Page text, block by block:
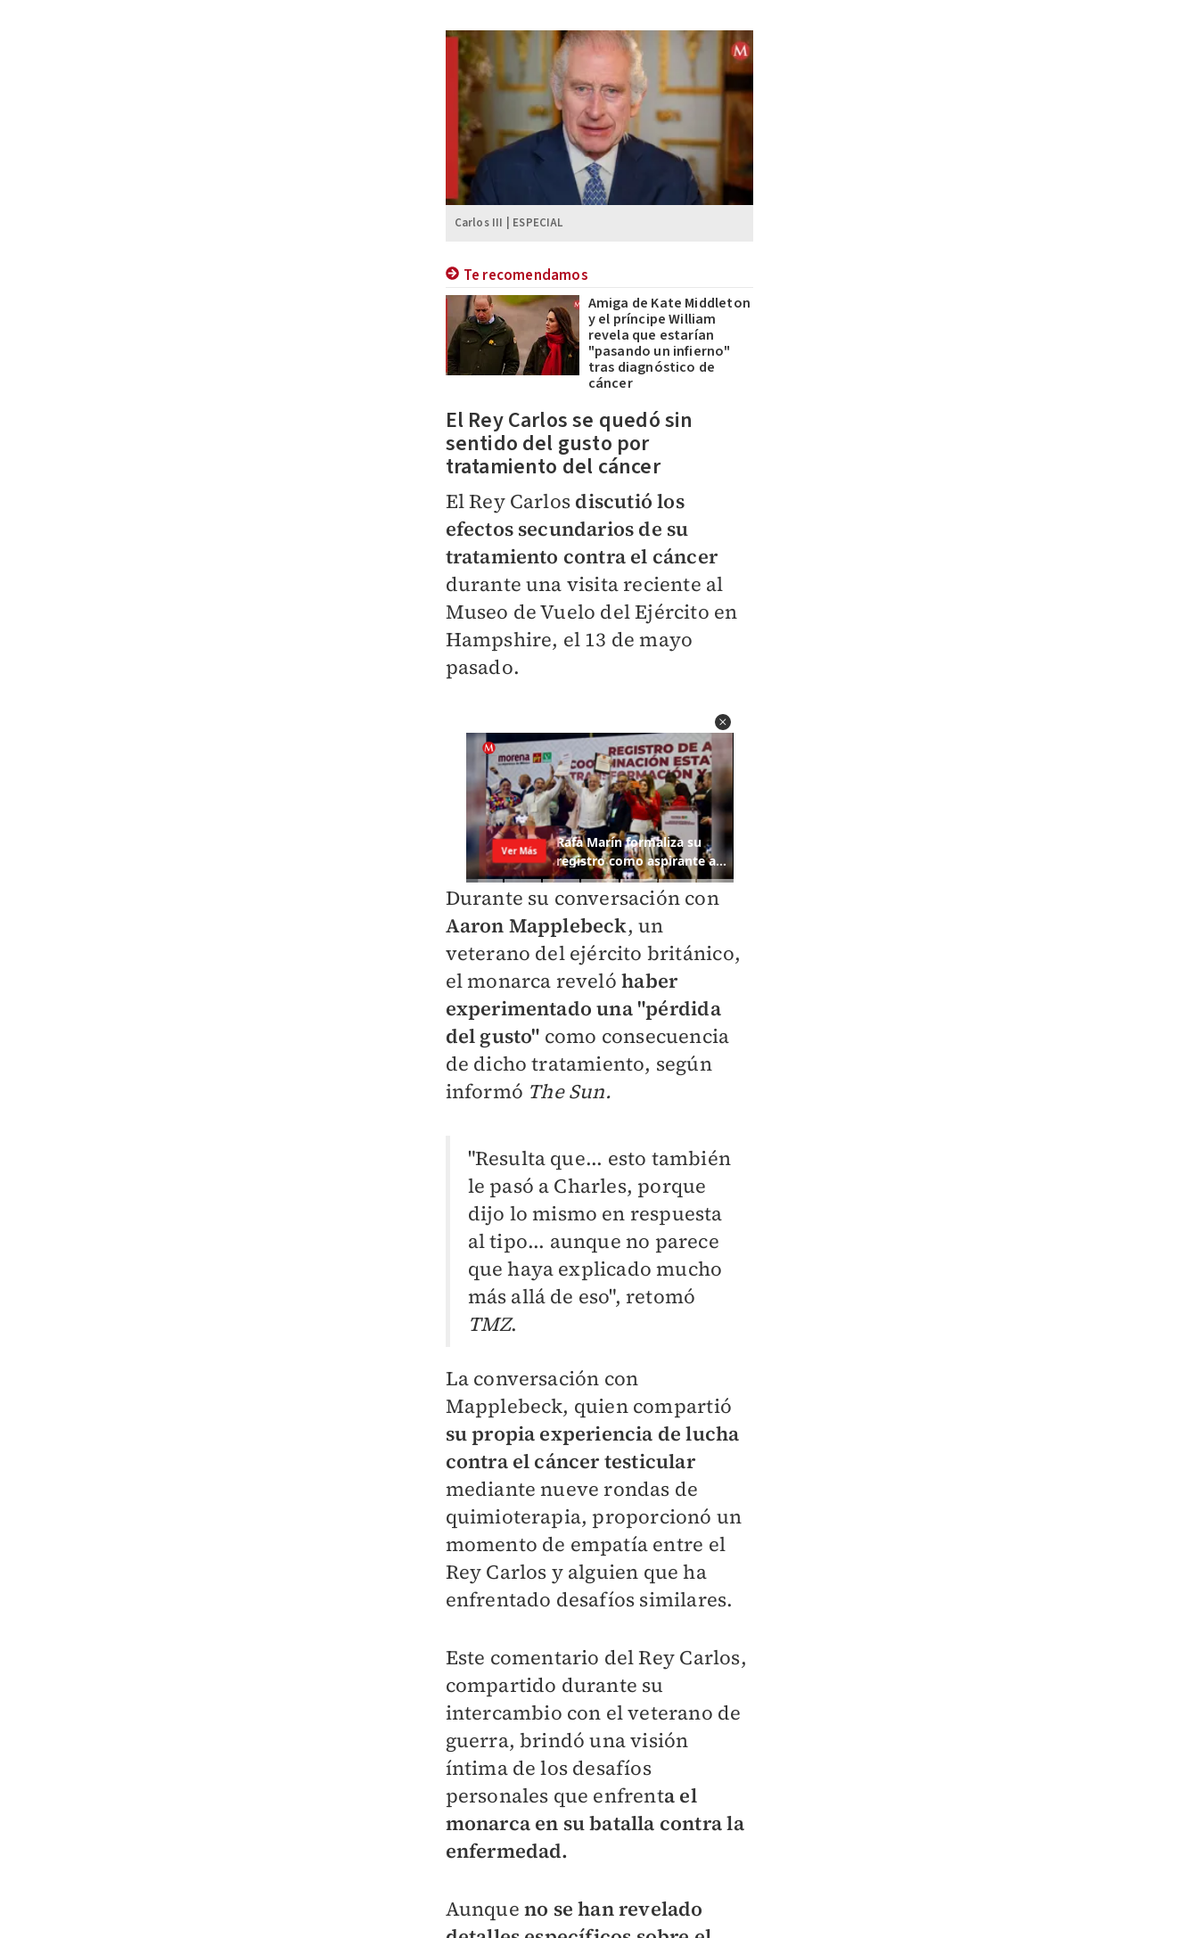
Carlos III | ESPECIAL
Te recomendamos
Amiga de Kate Middleton
y el príncipe William
revela que estarían
"pasando un infierno"
tras diagnóstico de
cáncer
El Rey Carlos se quedó sin
sentido del gusto por
tratamiento del cáncer
El Rey Carlos discutió los
efectos secundarios de su
tratamiento contra el cáncer
durante una visita reciente al
Museo de Vuelo del Ejército en
Hampshire, el 13 de mayo
pasado.
Durante su conversación con
Aaron Mapplebeck, un
veterano del ejército británico,
el monarca revelóhaber
experimentado una "pérdida
del gusto" como consecuencia
de dicho tratamiento, según
informó The Sun.
"Resulta que... esto también
le pasó a Charles, porque
dijo lo mismo en respuesta
al tipo... aunque no parece
que haya explicado mucho
más allá de eso", retomó
TMZ.
La conversación con
Mapplebeck, quien compartió
su propia experiencia de lucha
contra el cáncer testicular
mediante nueve rondas de
quimioterapia, proporcionó un
momento de empatía entre el
Rey Carlos y alguien que ha
enfrentado desafíos similares.
Este comentario del Rey Carlos,
compartido durante su
intercambio con el veterano de
guerra, brindó una visión
íntima de los desafíos
personales que enfrenta el
monarca en su batalla contra la
enfermedad.
Aunque no se han revelado